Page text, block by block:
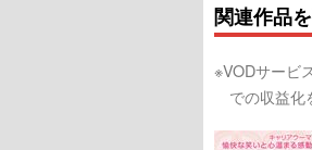
関連作品
※VODサービ
での収益化